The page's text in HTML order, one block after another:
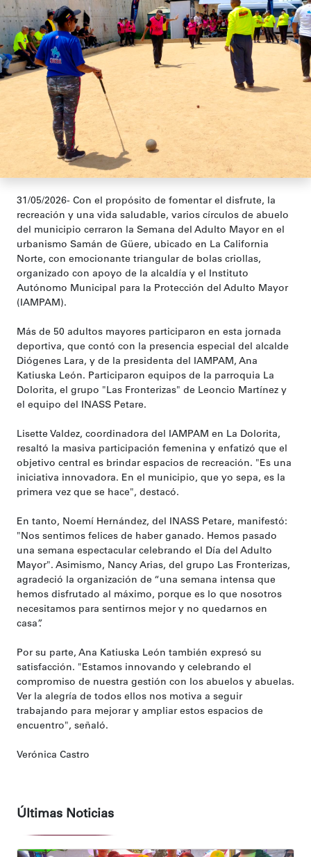
31/05/2026- Con el propósito de fomentar el disfrute, la
recreación y una vida saludable, varios círculos de abuelo
del municipio cerraron la Semana del Adulto Mayor en el
urbanismo Samán de Güere, ubicado en La California
Norte, con emocionante triangular de bolas criollas,
organizado con apoyo de la alcaldía y el Instituto
Autónomo Municipal para la Protección del Adulto Mayor
(IAMPAM).
Más de 50 adultos mayores participaron en esta jornada
deportiva, que contó con la presencia especial del alcalde
Diógenes Lara, y de la presidenta del IAMPAM, Ana
Katiuska León. Participaron equipos de la parroquia La
Dolorita, el grupo "Las Fronterizas" de Leoncio Martínez y
el equipo del INASS Petare.
Lisette Valdez, coordinadora del IAMPAM en La Dolorita,
resaltó la masiva participación femenina y enfatizó que el
objetivo central es brindar espacios de recreación. "Es una
iniciativa innovadora. En el municipio, que yo sepa, es la
primera vez que se hace", destacó.
En tanto, Noemí Hernández, del INASS Petare, manifestó:
"Nos sentimos felices de haber ganado. Hemos pasado
una semana espectacular celebrando el Día del Adulto
Mayor". Asimismo, Nancy Arias, del grupo Las Fronterizas,
agradeció la organización de “una semana intensa que
hemos disfrutado al máximo, porque es lo que nosotros
necesitamos para sentirnos mejor y no quedarnos en
casa”.
Por su parte, Ana Katiuska León también expresó su
satisfacción. "Estamos innovando y celebrando el
compromiso de nuestra gestión con los abuelos y abuelas.
Ver la alegría de todos ellos nos motiva a seguir
trabajando para mejorar y ampliar estos espacios de
encuentro", señaló.
Verónica Castro
Últimas Noticias